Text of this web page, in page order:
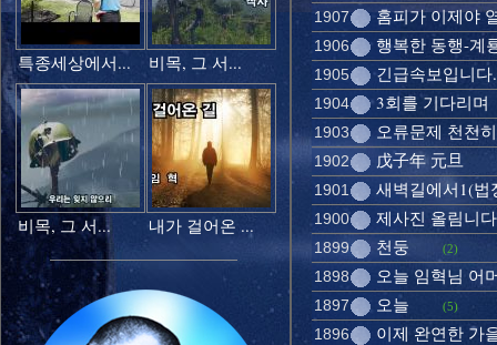
특종세상에서... 비목, 그 서...
비목, 그 서... 내가 걸어온 ...
1907 홈피가 이제야
1906 행복한 동행-계
1905 긴급속보입니다
1904 3회를 기다리며
1903 오류문제 천천
1902 戊子年 元旦
1901 새벽길에서1(법
1900 제사진 올림니다
1899 천둥 (2)
1898 오늘 임혁님 어
1897 오늘 (5)
1896 이제 완연한 가